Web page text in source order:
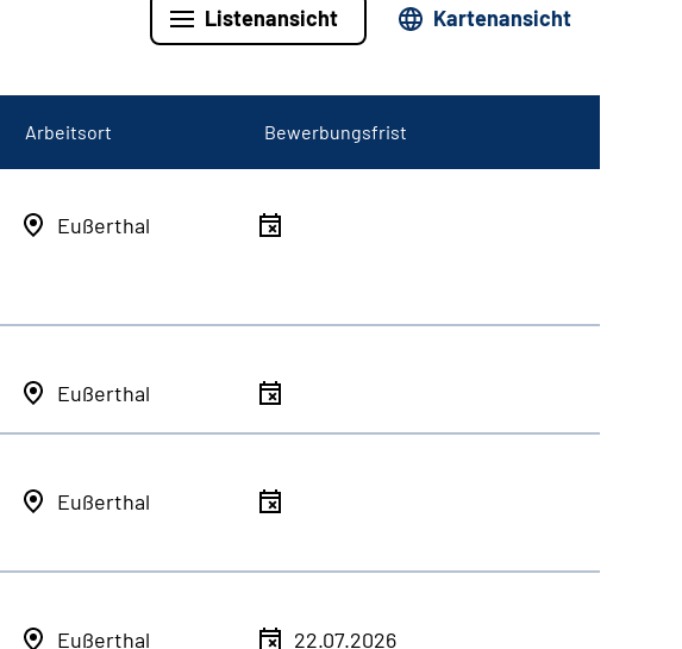
Listenansicht Kartenansicht
Arbeitsort Bewerbungsfrist
Eußerthal
Eußerthal
Eußerthal
Eußerthal 22.07.2026